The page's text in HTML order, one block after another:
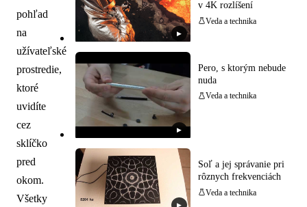
pohľad
na
užívateľské
prostredie,
ktoré
uvidíte
cez
sklíčko
pred
okom.
Všetky
▶
v 4K rozlíšení
Veda a technika
▶
Pero, s ktorým nebude
nuda
Veda a technika
▶
Soľ a jej správanie pri
rôznych frekvenciách
Veda a technika